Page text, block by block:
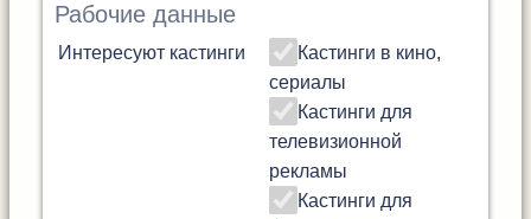
Рабочие данные
Интересуют кастинги
Кастинги в кино,
сериалы
Кастинги для
телевизионной
рекламы
Кастинги для